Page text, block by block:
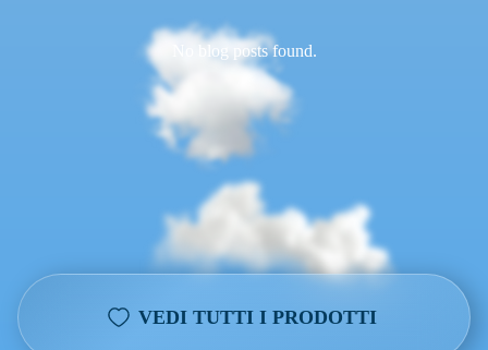
No blog posts found.
VEDI TUTTI I PRODOTTI